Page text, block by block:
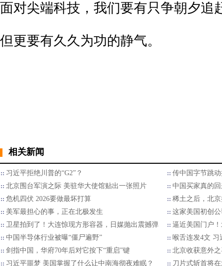
面对尖端科技，我们要有只争朝夕追
但更要有久久为功的静气。
相关新闻
习近平拒绝川普的“G2”？
传中国字节跳
北京围台军演之际 美驻华大使馆贴出一张照片
中国买家真的
危机四伏 2026要做最坏打算
稀土之后，北
美军最担心的事，正在北极发生
这家美国初创
卫星拍到了！大连惊现方形容器，日媒抛出震撼弹
逼近美国门户
中国半导体行业被曝“僵尸遍野”
喉舌连发4文 习
剑指中国，华府70年后对它按下“重启”键
北京收获意外
习近平噩梦 美国掌握了什么让中南海彻夜难眠？
刀片式斩首将